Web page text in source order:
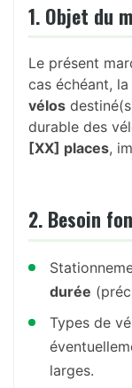
1. Objet du
Le présent
cas échéant, la
vélos
durable des
[XX] places,
2. Besoin
durée
Types de
larges.